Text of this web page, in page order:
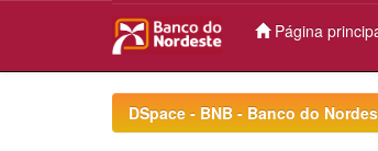
Página
DSpace - BNB - Banco do